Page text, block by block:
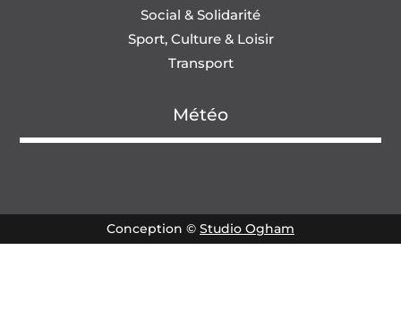
Social & Solidarité
Sport, Culture & Loisir
Transport
Météo
Conception © Studio Ogham